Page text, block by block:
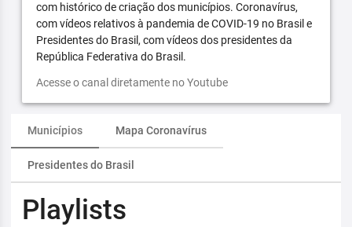
com histórico de criação dos municípios. Coronavírus,
com vídeos relativos à pandemia de COVID-19 no Brasil e
Presidentes do Brasil, com vídeos dos presidentes da
República Federativa do Brasil.
Acesse o canal diretamente no Youtube
Municípios Mapa Coronavírus
Presidentes do Brasil
Playlists